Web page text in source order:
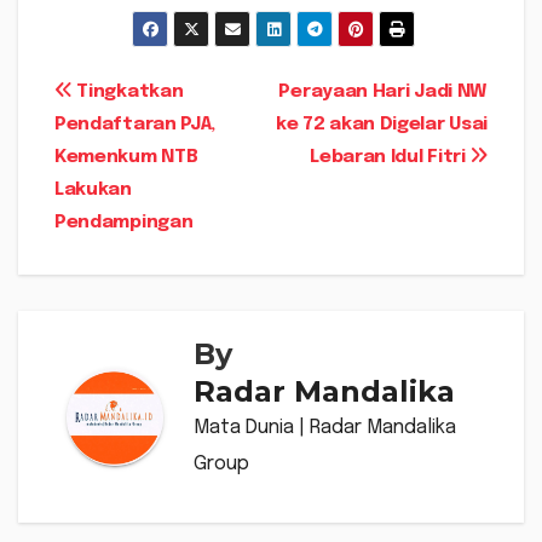
Navigasi
pos
Perayaan Hari Jadi NW
ke 72 akan Digelar Usai
Lebaran Idul Fitri
Tingkatkan
Pendaftaran PJA,
Kemenkum NTB
Lakukan
Pendampingan
By
Radar Mandalika
Mata Dunia | Radar Mandalika
Group